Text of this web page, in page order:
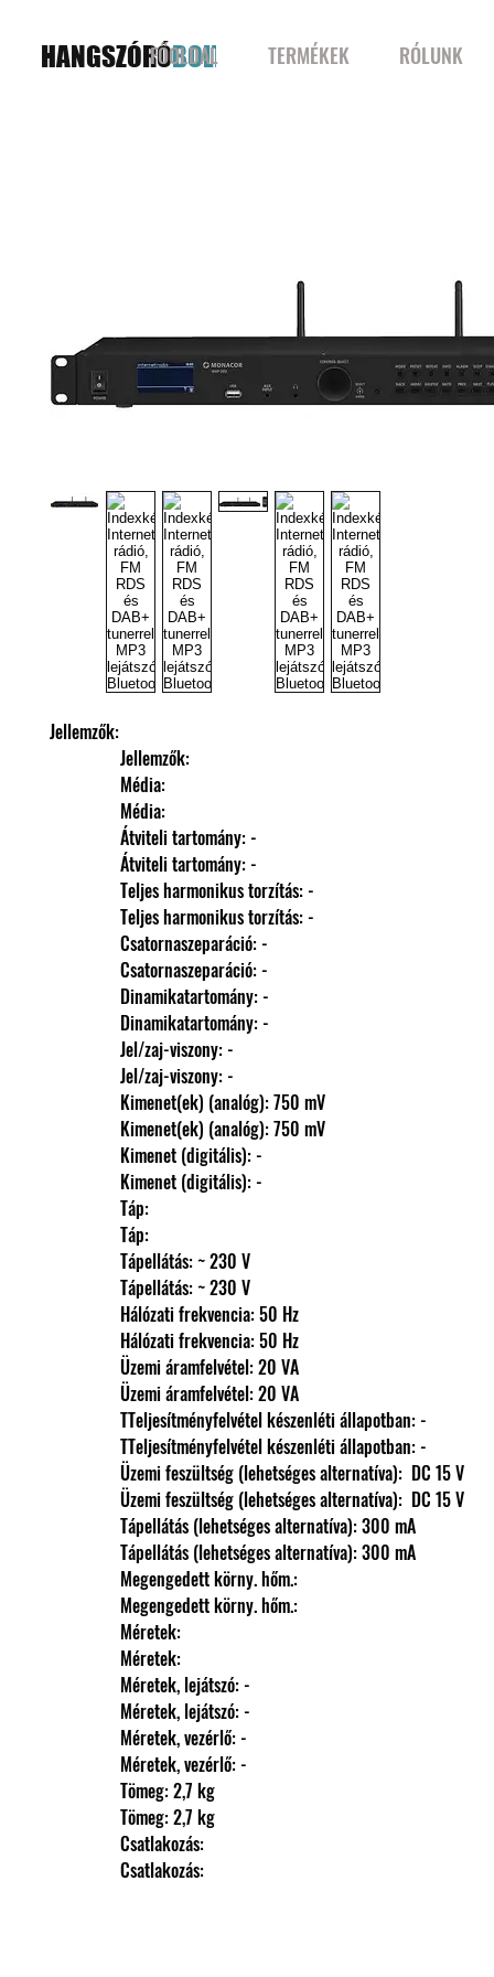
HANGSZÓRÓBOLT
FŐOLDAL TERMÉKEK RÓLUNK
Jellemzők:
                Jellemzők:
                Média:
                Média:
                Átviteli tartomány: -
                Átviteli tartomány: -
                Teljes harmonikus torzítás: -
                Teljes harmonikus torzítás: -
                Csatornaszeparáció: -
                Csatornaszeparáció: -
                Dinamikatartomány: -
                Dinamikatartomány: -
                Jel/zaj-viszony: -
                Jel/zaj-viszony: -
                Kimenet(ek) (analóg): 750 mV
                Kimenet(ek) (analóg): 750 mV
                Kimenet (digitális): -
                Kimenet (digitális): -
                Táp:
                Táp:
                Tápellátás: ~ 230 V
                Tápellátás: ~ 230 V
                Hálózati frekvencia: 50 Hz
                Hálózati frekvencia: 50 Hz
                Üzemi áramfelvétel: 20 VA
                Üzemi áramfelvétel: 20 VA
                TTeljesítményfelvétel készenléti állapotban: -
                TTeljesítményfelvétel készenléti állapotban: -
                Üzemi feszültség (lehetséges alternatíva):  DC 15 V
                Üzemi feszültség (lehetséges alternatíva):  DC 15 V
                Tápellátás (lehetséges alternatíva): 300 mA
                Tápellátás (lehetséges alternatíva): 300 mA
                Megengedett körny. hőm.:
                Megengedett körny. hőm.:
                Méretek:
                Méretek:
                Méretek, lejátszó: -
                Méretek, lejátszó: -
                Méretek, vezérlő: -
                Méretek, vezérlő: -
                Tömeg: 2,7 kg
                Tömeg: 2,7 kg
                Csatlakozás:
                Csatlakozás: